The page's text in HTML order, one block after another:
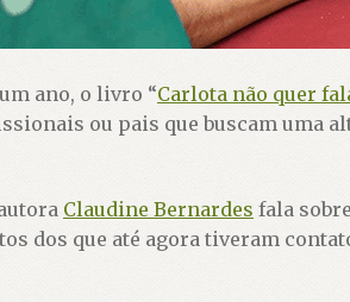
ano, o livro “Carlota não quer
ou pais que buscam uma
Claudine Bernardes fala
dos que até agora tiveram